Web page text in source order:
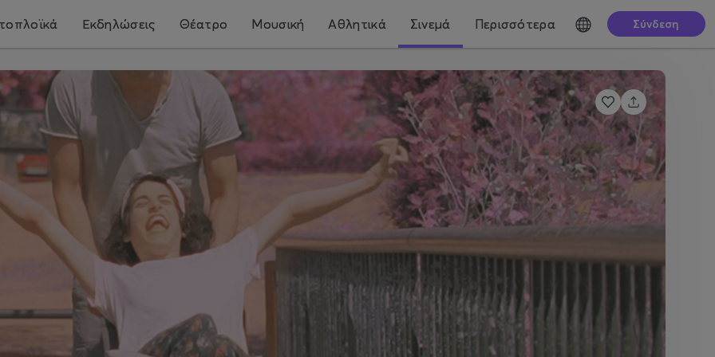
Εκδηλώσεις Θέατρο Μουσική Αθλητικά Σινεμά Περισσότερα Σύνδεση